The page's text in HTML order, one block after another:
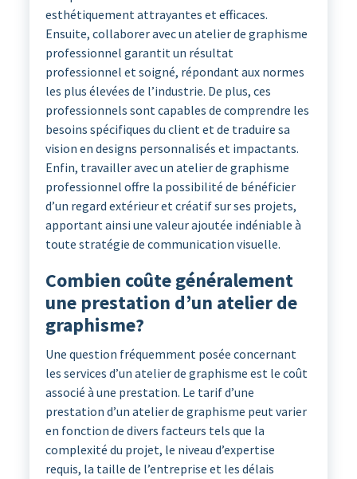
esthétiquement attrayantes et efficaces.
Ensuite, collaborer avec un atelier de graphisme
professionnel garantit un résultat
professionnel et soigné, répondant aux normes
les plus élevées de l’industrie. De plus, ces
professionnels sont capables de comprendre les
besoins spécifiques du client et de traduire sa
vision en designs personnalisés et impactants.
Enfin, travailler avec un atelier de graphisme
professionnel offre la possibilité de bénéficier
d’un regard extérieur et créatif sur ses projets,
apportant ainsi une valeur ajoutée indéniable à
toute stratégie de communication visuelle.
Combien coûte généralement
une prestation d’un atelier de
graphisme?
Une question fréquemment posée concernant
les services d’un atelier de graphisme est le coût
associé à une prestation. Le tarif d’une
prestation d’un atelier de graphisme peut varier
en fonction de divers facteurs tels que la
complexité du projet, le niveau d’expertise
requis, la taille de l’entreprise et les délais